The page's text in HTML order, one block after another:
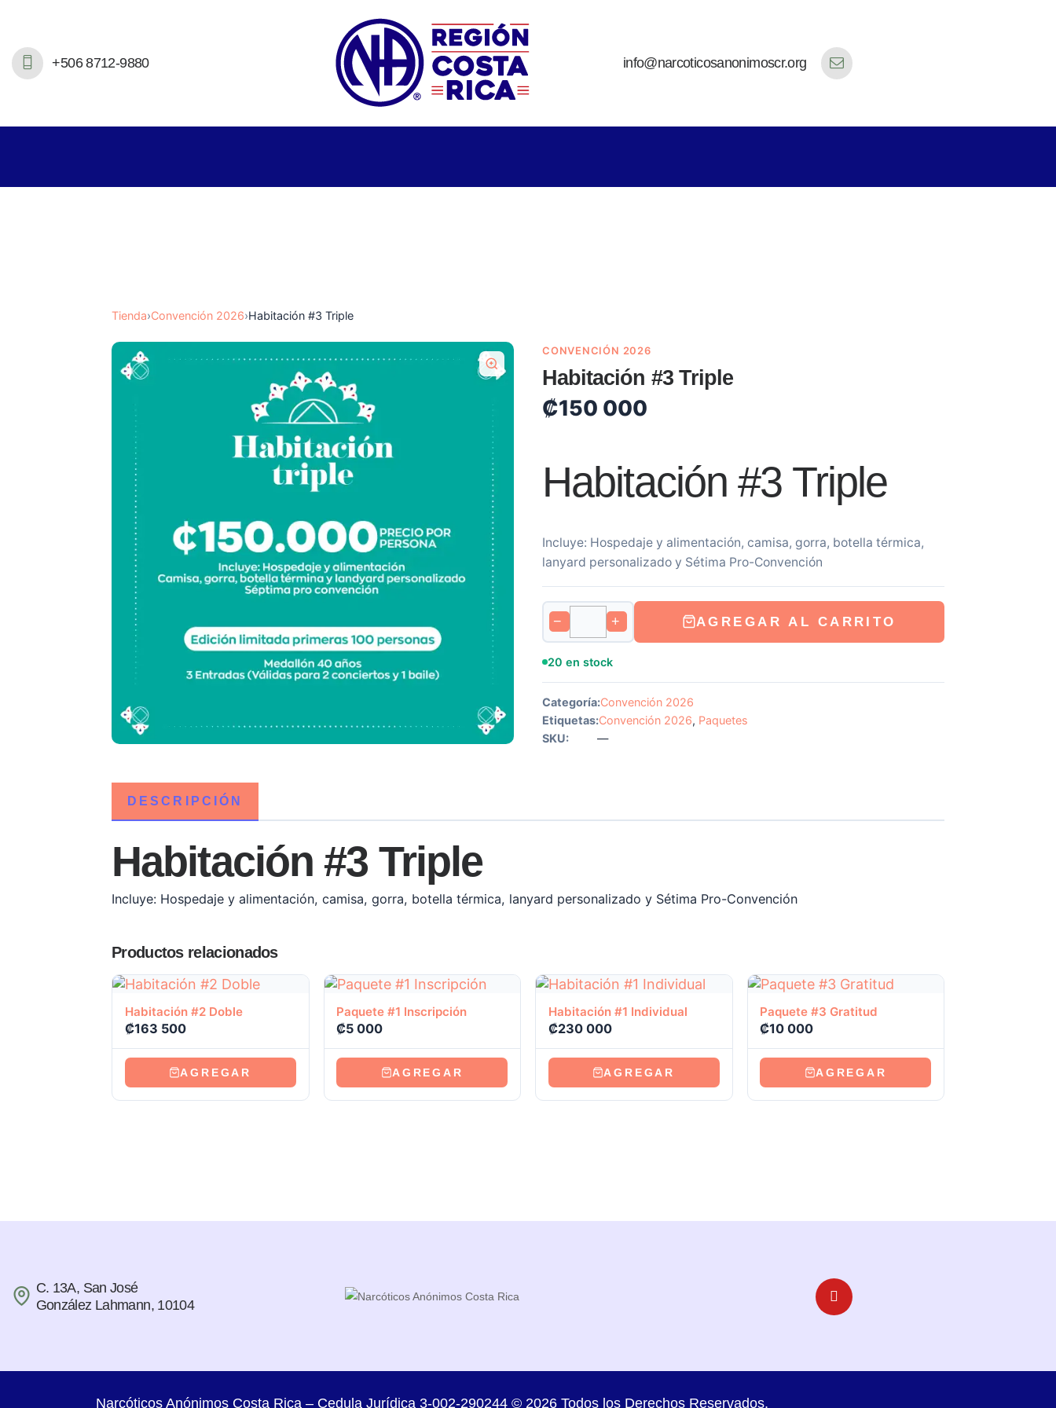
+506 8712-9880 info@narcoticosanonimoscr.org
Tienda›Convención 2026›Habitación #3 Triple
CONVENCIÓN 2026
Habitación #3 Triple
₡150 000
Habitación #3 Triple
Incluye: Hospedaje y alimentación, camisa, gorra, botella térmica,
lanyard personalizado y Sétima Pro-Convención
− + AGREGAR AL CARRITO
20 en stock
Categoría:Convención 2026
Etiquetas:Convención 2026, Paquetes
SKU:
—
DESCRIPCIÓN
Habitación #3 Triple
Incluye: Hospedaje y alimentación, camisa, gorra, botella térmica, lanyard personalizado y Sétima Pro-Convención
Productos relacionados
Ver producto
Habitación #2 Doble
₡163 500
AGREGAR
Ver producto
Paquete #1 Inscripción
₡5 000
AGREGAR
Ver producto
Habitación #1 Individual
₡230 000
AGREGAR
Ver producto
Paquete #3 Gratitud
₡10 000
AGREGAR
C. 13A, San José
González Lahmann, 10104
Narcóticos Anónimos Costa Rica – Cedula Jurídica 3-002-290244 © 2026 Todos los Derechos Reservados.